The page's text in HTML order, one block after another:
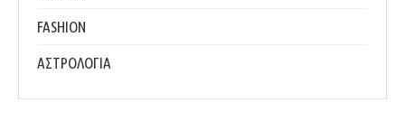
FASHION
ΑΣΤΡΟΛΟΓΙΑ